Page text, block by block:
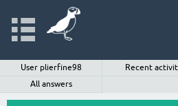
User plierfine98 Recent
All answers